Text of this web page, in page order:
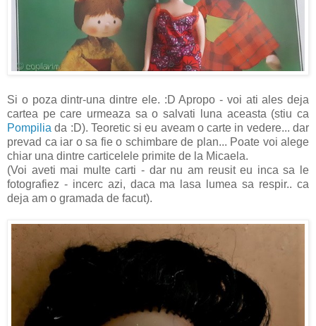
Si o poza dintr-una dintre ele. :D Apropo - voi ati ales deja
cartea pe care urmeaza sa o salvati luna aceasta (stiu ca
Pompilia da :D). Teoretic si eu aveam o carte in vedere... dar
prevad ca iar o sa fie o schimbare de plan... Poate voi alege
chiar una dintre carticelele primite de la Micaela.
(Voi aveti mai multe carti - dar nu am reusit eu inca sa le
fotografiez - incerc azi, daca ma lasa lumea sa respir.. ca
deja am o gramada de facut).